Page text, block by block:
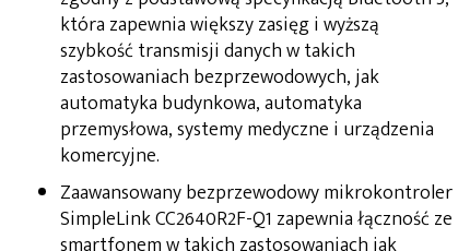
która zapewnia większy zasięg i wyższą
szybkość transmisji danych w takich
zastosowaniach bezprzewodowych, jak
automatyka budynkowa, automatyka
przemysłowa, systemy medyczne i urządzenia
komercyjne.
Zaawansowany bezprzewodowy mikrokontroler
SimpleLink CC2640R2F-Q1 zapewnia łączność ze